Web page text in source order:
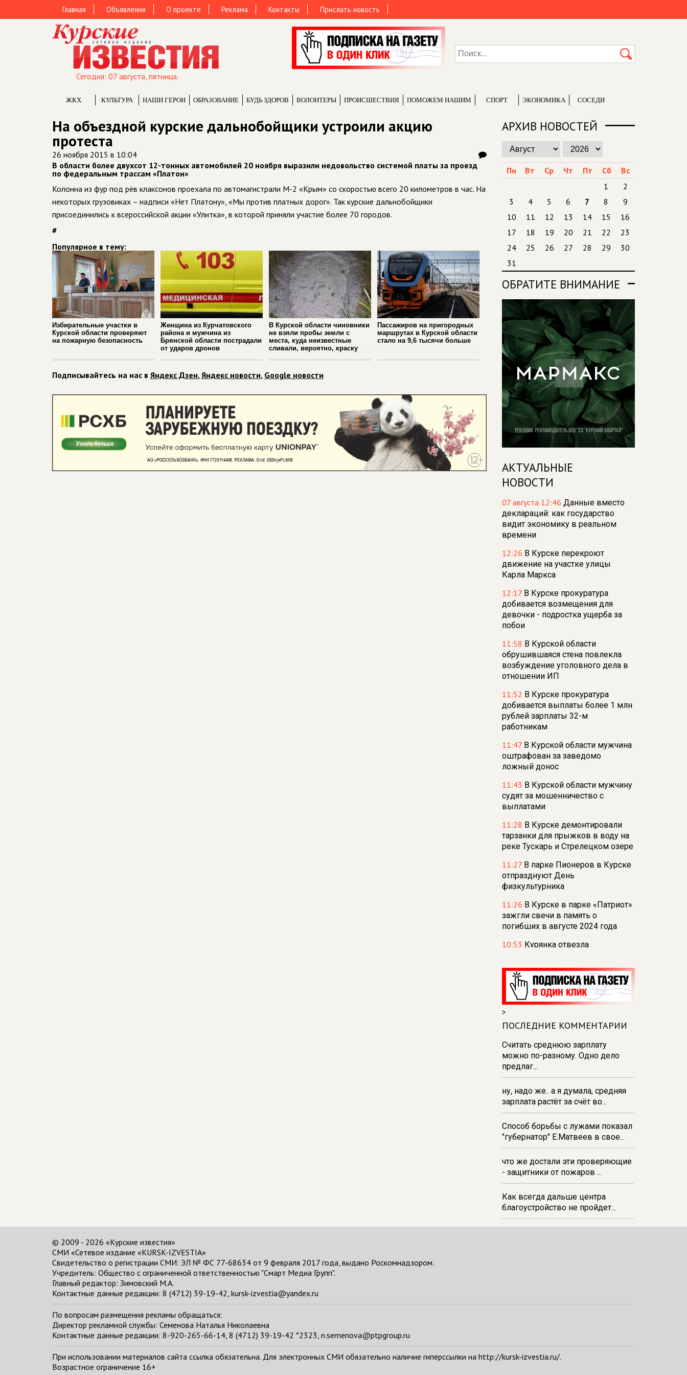
Главная Объявления О проекте Реклама Контакты Прислать новость
Сегодня: 07 августа, пятница.
ЖКХ КУЛЬТУРА НАШИ ГЕРОИ ОБРАЗОВАНИЕ БУДЬ ЗДОРОВ ВОЛОНТЕРЫ ПРОИCШЕСТВИЯ ПОМОЖЕМ НАШИМ СПОРТ ЭКОНОМИКА СОСЕДИ
На объездной курские дальнобойщики устроили акцию
протеста
26 ноября 2015 в 10:04
В области более двухсот 12-тонных автомобилей 20 ноября выразили недовольство системой платы за проезд
по федеральным трассам «Платон»
Колонна из фур под рёв клаксонов проехала по автомагистрали М-2 «Крым» со скоростью всего 20 километров в час. На
некоторых грузовиках – надписи «Нет Платону», «Мы против платных дорог». Так курские дальнобойщики
присоединились к всероссийской акции «Улитка», в которой приняли участие более 70 городов.
#
Популярное в тему:
Избирательные участки в
Курской области проверяют
на пожарную безопасность
Женщина из Курчатовского
района и мужчина из
Брянской области пострадали
от ударов дронов
В Курской области чиновники
не взяли пробы земли с
места, куда неизвестные
сливали, вероятно, краску
Пассажиров на пригородных
маршрутах в Курской области
стало на 9,6 тысячи больше
Подписывайтесь на нас в Яндекс Дзен,Яндекс новости, Google новости
АРХИВ НОВОСТЕЙ
Пн Вт Ср Чт Пт Сб
Вс
1
2
3
4 5 6 7 8
9
10
11 12 13 14 15
16
17
18 19 20 21 22
23
24
25 26 27 28 29
30
31
ОБРАТИТЕ ВНИМАНИЕ
АКТУАЛЬНЫЕ
НОВОСТИ
07 августа 12:46 Данные вместо
деклараций: как государство
видит экономику в реальном
времени
12:26 В Курске перекроют
движение на участке улицы
Карла Маркса
12:17 В Курске прокуратура
добивается возмещения для
девочки - подростка ущерба за
побои
11:58 В Курской области
обрушившаяся стена повлекла
возбуждение уголовного дела в
отношении ИП
11:52 В Курске прокуратура
добивается выплаты более 1 млн
рублей зарплаты 32-м
работникам
11:47 В Курской области мужчина
оштрафован за заведомо
ложный донос
11:43 В Курской области мужчину
судят за мошенничество с
выплатами
11:28 В Курске демонтировали
тарзанки для прыжков в воду на
реке Тускарь и Стрелецком озере
11:27 В парке Пионеров в Курске
отпразднуют День
физкультурника
11:26 В Курске в парке «Патриот»
зажгли свечи в память о
погибших в августе 2024 года
10:53 Курянка отвезла
денег на сумму свыше 10
миллионов рублей
10:42
В Курской области
Россельхознадзор выявил 55
новых очагов опасных сорняков
и вредителей
10:37К школе на проспекте
Плевицкой в курске строят
двухполосную дорогу с уличным
освещением
10:17Обвиняемый в
мошенничестве железногорский
отправлен под домашний арест
06 августа 21:34В Курске на
стадионе прошла беговая
тренировка‑вечеринка в формате
DJ Run
>
ПОСЛЕДНИЕ КОММЕНТАРИИ
Считать среднюю зарплату
можно по-разному. Одно дело
предлаг...
ну, надо же.. а я думала, средняя
зарплата растёт за счёт во...
Способ борьбы с лужами показал
"губернатор" Е.Матвеев в свое...
что же достали эти проверяющие
- защитники от пожаров ...
Как всегда дальше центра
благоустройство не пройдет...
© 2009 - 2026 «Курские известия»
СМИ «Сетевое издание «KURSK-IZVESTIA»
Свидетельство о регистрации СМИ: ЭЛ № ФС 77-68634 от 9 февраля 2017 года, выдано Роскомнадзором.
Учредитель: Общество с ограниченной ответственностью "Смарт Медиа Групп".
Главный редактор: Зимовский М.А.
Контактные данные редакции: 8 (4712) 39-19-42, kursk-izvestia@yandex.ru
По вопросам размещения рекламы обращаться:
Директор рекламной службы: Семенова Наталья Николаевна
Контактные данные редакции: 8-920-265-66-14, 8 (4712) 39-19-42 *2323, n.semenova@ptpgroup.ru
При использовании материалов сайта ссылка обязательна. Для электронных СМИ обязательно наличие гиперссылки на http://kursk-izvestia.ru/.
Возрастное ограничение 16+